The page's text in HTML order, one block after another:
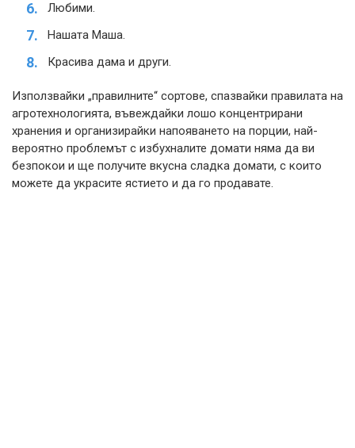
Любими.
Нашата Маша.
Красива дама и други.
Използвайки „правилните“ сортове, спазвайки правилата на
агротехнологията, въвеждайки лошо концентрирани
хранения и организирайки напояването на порции, най-
вероятно проблемът с избухналите домати няма да ви
безпокои и ще получите вкусна сладка домати, с които
можете да украсите ястието и да го продавате.